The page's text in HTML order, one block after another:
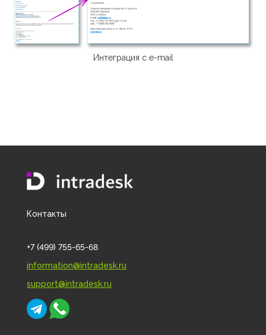
Интеграция c e-mail
Контакты
+7 (499) 755-65-68
information@intradesk.ru
support@intradesk.ru